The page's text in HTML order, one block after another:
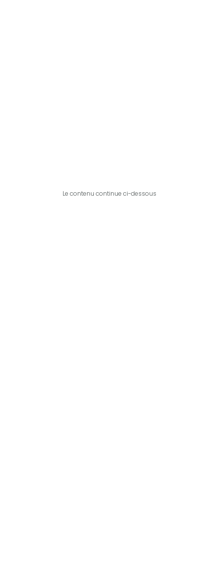
Le contenu continue ci-dessous